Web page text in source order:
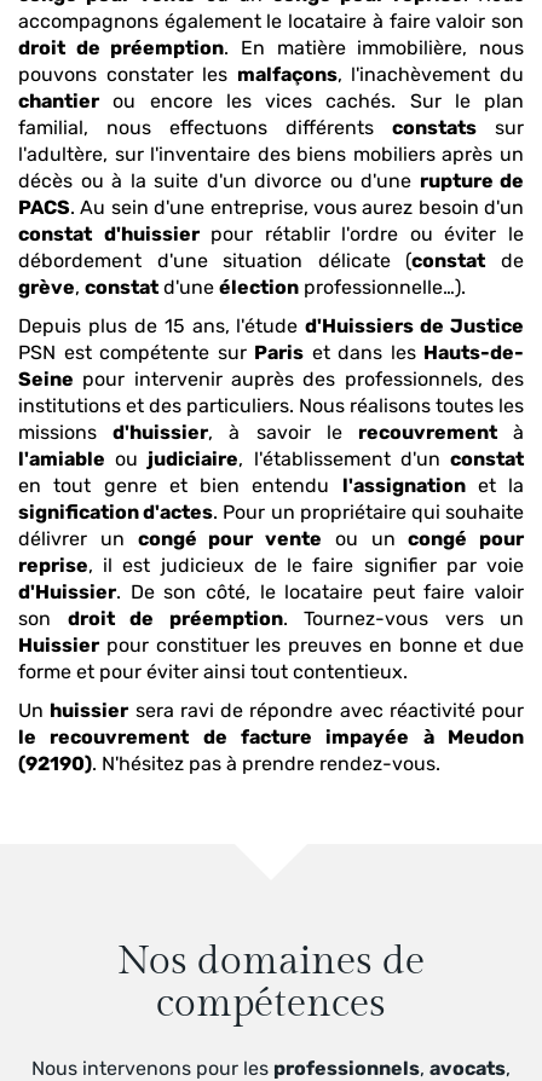
accompagnons également le locataire à faire valoir son
droit de préemption. En matière immobilière, nous
pouvons constater les malfaçons, l'inachèvement du
chantier ou encore les vices cachés. Sur le plan
familial, nous effectuons différents constats sur
l'adultère, sur l'inventaire des biens mobiliers après un
décès ou à la suite d'un divorce ou d'une rupture de
PACS. Au sein d'une entreprise, vous aurez besoin d'un
constat d'huissierpour rétablir l'ordre ou éviter le
débordement d'une situation délicate (constat de
grève, constat d'une élection professionnelle…).
Depuis plus de 15 ans, l'étuded'Huissiers de Justice
PSN est compétente sur Paris et dans les Hauts-de-
Seine pour intervenir auprès des professionnels, des
institutions et des particuliers. Nous réalisons toutes les
missionsd'huissier, à savoir le recouvrementà
l'amiable ou judiciaire, l'établissement d'unconstat
en tout genre et bien entendu l'assignationet la
signification d'actes. Pour un propriétaire qui souhaite
délivrer un congé pour vente ou uncongé pour
reprise, il est judicieux de le faire signifier par voie
d'Huissier. De son côté, le locataire peut faire valoir
son droit de préemption. Tournez-vous vers un
Huissier pour constituer les preuves en bonne et due
forme et pour éviter ainsi tout contentieux.
Un huissier sera ravi de répondre avec réactivité pour
le recouvrement de facture impayée
à Meudon
(92190). N'hésitez pas à prendre rendez-vous.
Nos domaines de
compétences
Nous intervenons pour les professionnels, avocats,